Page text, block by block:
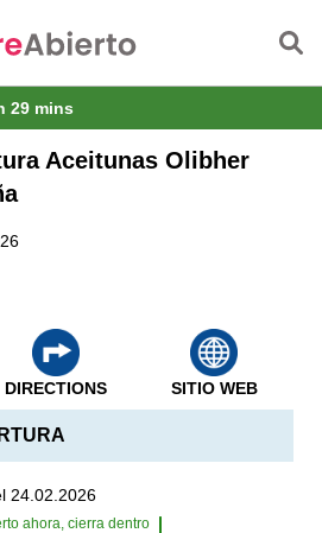
29 mins
Aceitunas Olibher
24.02.2026
ahora, cierra dentro
DIRECTIONS SITIO WEB